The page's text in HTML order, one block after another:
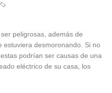
peligrosas, además de
estuviera desmoronando. Si no
podrían ser causas de una
eléctrico de su casa, los